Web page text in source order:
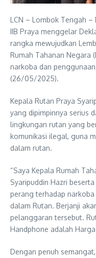
LCN – Lombok Tengah –
IIB Praya menggelar
rangka mewujudkan
Rumah Tahanan Negara
narkoba dan
(26/05/2025).
Kepala Rutan Praya
yang dipimpinnya serius
lingkungan rutan yang
komunikasi ilegal, guna
dalam rutan.
“Saya Kepala Rumah
Syaripuddin Hazri
perang terhadap
dalam Rutan. Berjanji
pelanggaran tersebut.
Handphone adalah
Dengan penuh